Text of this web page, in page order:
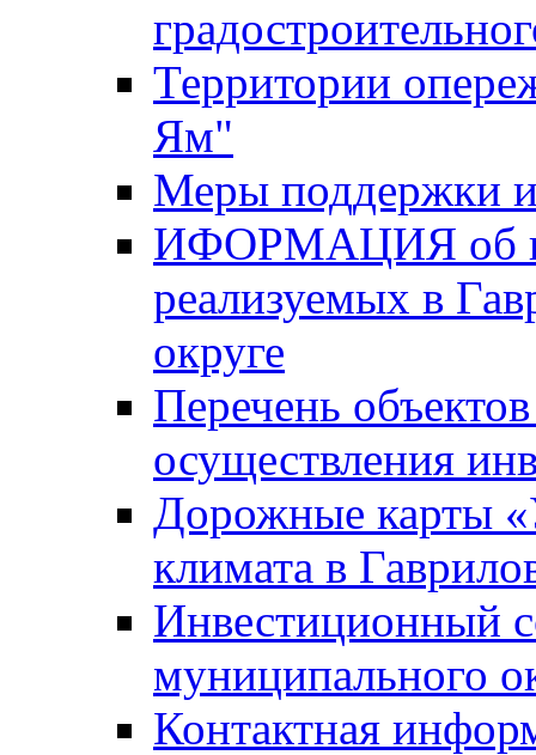
Территории
Ям"
Меры поддержки
ИФОРМАЦИЯ об
реализуемых в
округе
Перечень
осуществления
Дорожные карты
климата в
Инвестиционный
муниципального
Контактная